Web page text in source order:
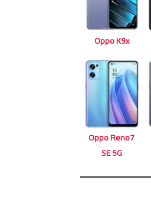
Oppo K9x
Oppo Reno7
SE 5G